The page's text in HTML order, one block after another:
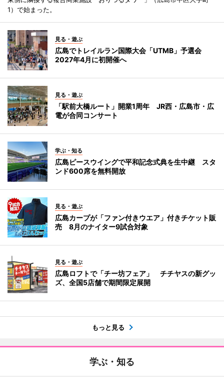
1）で始まった。
見る・遊ぶ
広島でトレイルラン国際大会「UTMB」予選会
2027年4月に初開催へ
見る・遊ぶ
「駅前大橋ルート」開業1周年 JR西・広島市・広
電が合同コンサート
学ぶ・知る
広島ピースウイングで平和記念式典を生中継 スタ
ンド600席を無料開放
見る・遊ぶ
広島カープが「ファン付きウエア」付きチケット販
売 8月のナイター9試合対象
見る・遊ぶ
広島ロフトで「チー坊フェア」 チチヤスの新グッ
ズ、全国5店舗で期間限定展開
もっと見る
学ぶ・知る